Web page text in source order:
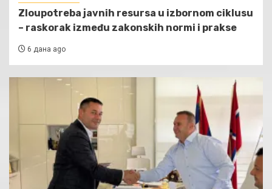
Zloupotreba javnih resursa u izbornom ciklusu
– raskorak između zakonskih normi i prakse
6 дана ago